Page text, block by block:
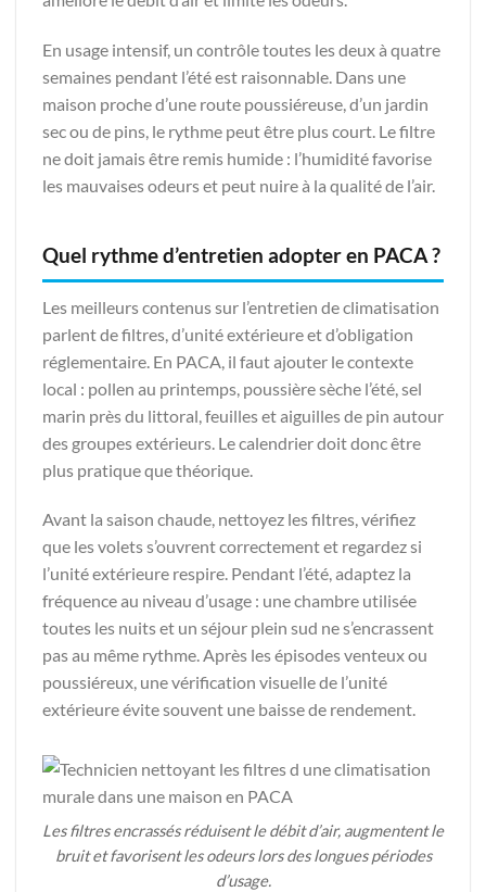
En usage intensif, un contrôle toutes les deux à quatre
semaines pendant l’été est raisonnable. Dans une
maison proche d’une route poussiéreuse, d’un jardin
sec ou de pins, le rythme peut être plus court. Le filtre
ne doit jamais être remis humide : l’humidité favorise
les mauvaises odeurs et peut nuire à la qualité de l’air.
Quel rythme d’entretien adopter en PACA ?
Les meilleurs contenus sur l’entretien de climatisation
parlent de filtres, d’unité extérieure et d’obligation
réglementaire. En PACA, il faut ajouter le contexte
local : pollen au printemps, poussière sèche l’été, sel
marin près du littoral, feuilles et aiguilles de pin autour
des groupes extérieurs. Le calendrier doit donc être
plus pratique que théorique.
Avant la saison chaude, nettoyez les filtres, vérifiez
que les volets s’ouvrent correctement et regardez si
l’unité extérieure respire. Pendant l’été, adaptez la
fréquence au niveau d’usage : une chambre utilisée
toutes les nuits et un séjour plein sud ne s’encrassent
pas au même rythme. Après les épisodes venteux ou
poussiéreux, une vérification visuelle de l’unité
extérieure évite souvent une baisse de rendement.
Les filtres encrassés réduisent le débit d’air, augmentent le
bruit et favorisent les odeurs lors des longues périodes
d’usage.